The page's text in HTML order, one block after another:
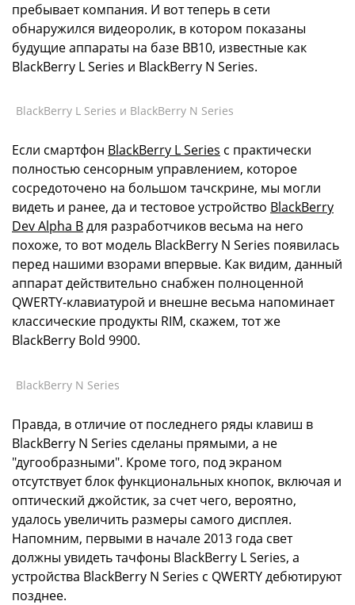
пребывает компания. И вот теперь в сети
обнаружился видеоролик, в котором показаны
будущие аппараты на базе BB10, известные как
BlackBerry L Series и BlackBerry N Series.
BlackBerry L Series и BlackBerry N Series
Если смартфон BlackBerry L Series с практически
полностью сенсорным управлением, которое
сосредоточено на большом тачскрине, мы могли
видеть и ранее, да и тестовое устройство BlackBerry
Dev Alpha Bдля разработчиков весьма на него
похоже, то вот модель BlackBerry N Series появилась
перед нашими взорами впервые. Как видим, данный
аппарат действительно снабжен полноценной
QWERTY-клавиатурой и внешне весьма напоминает
классические продукты RIM, скажем, тот же
BlackBerry Bold 9900.
BlackBerry N Series
Правда, в отличие от последнего ряды клавиш в
BlackBerry N Series сделаны прямыми, а не
"дугообразными". Кроме того, под экраном
отсутствует блок функциональных кнопок, включая и
оптический джойстик, за счет чего, вероятно,
удалось увеличить размеры самого дисплея.
Напомним, первыми в начале 2013 года свет
должны увидеть тачфоны BlackBerry L Series, а
устройства BlackBerry N Series с QWERTY дебютируют
позднее.